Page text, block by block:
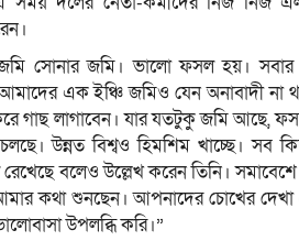
জমি সোনার জমি। ভালো ফসল হয়।
এক ইঞ্চি জমিও যেন অনাবাদী না
গাছ লাগাবেন। যার যতটুকু জমি আছে,
চলছে। উন্নত বিশ্বও হিমশিম খাচ্ছে। সব
রেখেছে বলেও উল্লেখ করেন তিনি।
কথা শুনছেন। আপনাদের চোখের দেখা
উপলব্ধি করি।”